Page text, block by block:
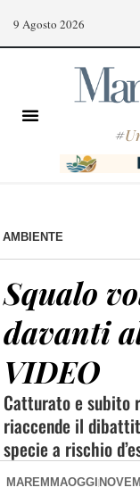
9 Agosto 2026
#
AMBIENTE
Squalo
davanti
VIDEO
Catturato e subito
riaccende il
specie a rischio
MAREMMAOGGI